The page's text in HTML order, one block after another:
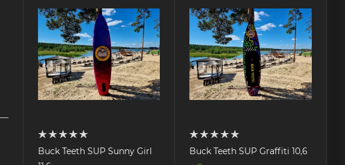
Buck Teeth SUP Sunny Girl
Buck Teeth SUP Graffiti 10,6